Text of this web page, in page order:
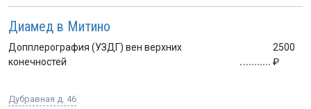
Диамед в Митино
Допплерография (УЗДГ) вен верхних
конечностей
2500
Дубравная д. 46